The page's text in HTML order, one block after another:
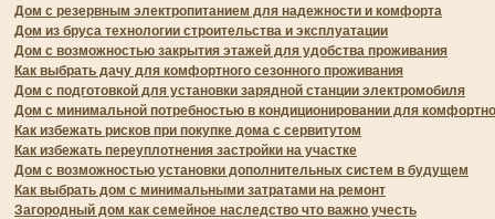
Дом с резервным электропитанием для надежности и комфорта
Дом из бруса технологии строительства и эксплуатации
Дом с возможностью закрытия этажей для удобства проживания
Как выбрать дачу для комфортного сезонного проживания
Дом с подготовкой для установки зарядной станции электромобиля
Дом с минимальной потребностью в кондиционировании для
Как избежать рисков при покупке дома с сервитутом
Как избежать переуплотнения застройки на участке
Дом с возможностью установки дополнительных систем в будущем
Как выбрать дом с минимальными затратами на ремонт
Загородный дом как семейное наследство что важно учесть